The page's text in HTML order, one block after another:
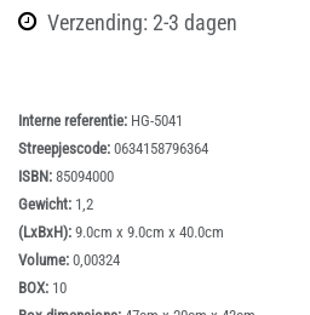
Verzending: 2-3 dagen
Interne referentie: HG-5041
Streepjescode: 0634158796364
ISBN: 85094000
Gewicht: 1,2
(LxBxH): 9.0cm x 9.0cm x 40.0cm
Volume: 0,00324
BOX: 10